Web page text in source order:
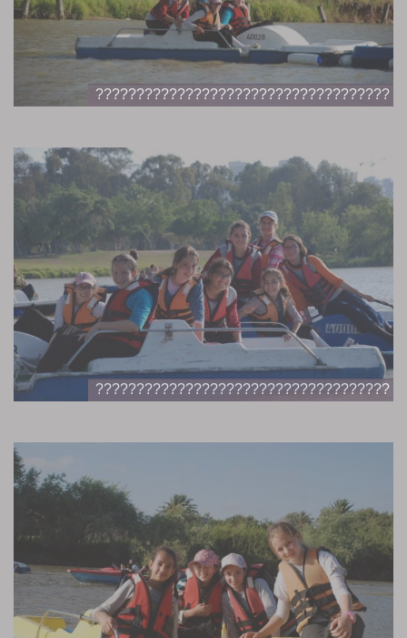
????????????????????????????????????
????????????????????????????????????